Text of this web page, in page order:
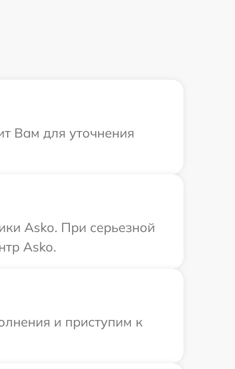
Вам для уточнения
Asko. При серьезной
Asko.
и приступим к